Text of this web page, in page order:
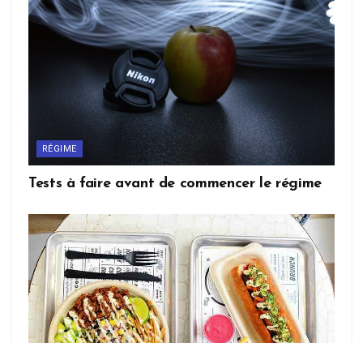
RÉGIME
Tests à faire avant de commencer le régime